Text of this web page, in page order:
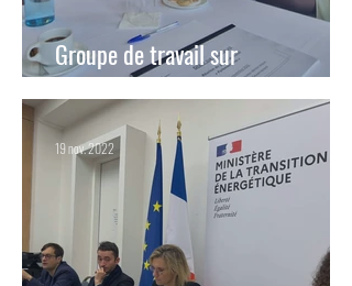
Groupe de travail sur
l'accompagnement en fin de vie
19 nov. 2022